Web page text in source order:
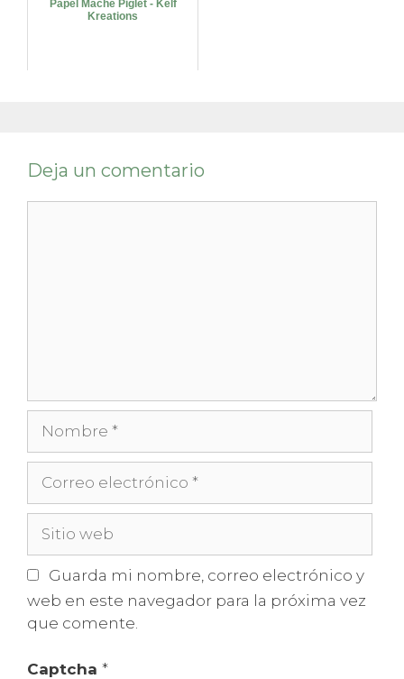
Papel Maché Piglet - Kelf
Kreations
Deja un comentario
Nombre
Sitio
Guarda mi nombre, correo electrónico y
web en este navegador para la próxima vez
que comente.
Captcha *